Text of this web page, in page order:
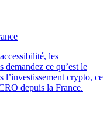
les
demandez ce qu’est le
crypto, ce
depuis la France.